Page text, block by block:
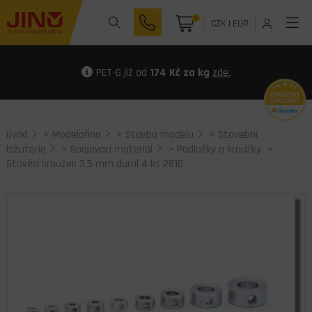
0 CZK| EUR
PET-G již od 174 Kč za kg zde.
Úvod > Modelařina > Stavba modelu > Stavební
bižuterie
> Spojovací materiál > Podložky a kroužky >
Stavěcí kroužek 3,5 mm dural 4 ks 2810